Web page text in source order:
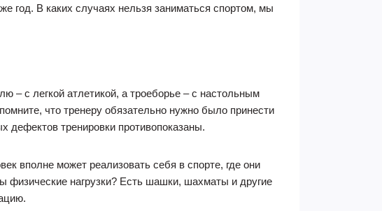
год. В каких случаях нельзя заниматься спортом, мы
– с легкой атлетикой, а троеборье – с настольным
что тренеру обязательно нужно было принести
дефектов тренировки противопоказаны.
вполне может реализовать себя в спорте, где они
физические нагрузки? Есть шашки, шахматы и другие